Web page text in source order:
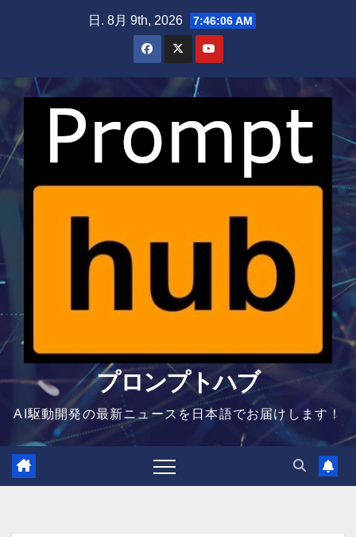
日. 8月 9th, 2026 7:46:07 AM
プロンプトハブ
AI駆動開発の最新ニュースを日本語でお届けします！